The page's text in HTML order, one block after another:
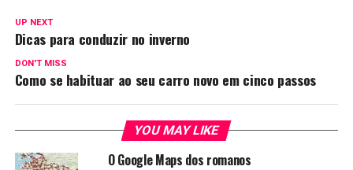
UP NEXT
Dicas para conduzir no inverno
DON'T MISS
Como se habituar ao seu carro novo em cinco passos
YOU MAY LIKE
O Google Maps dos romanos